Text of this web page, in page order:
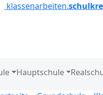
klassenarbeiten.
Hauptschule